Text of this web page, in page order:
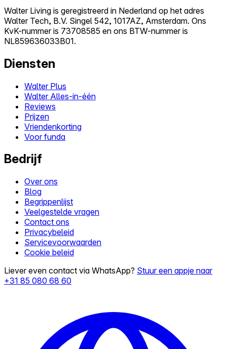
Walter Living is geregistreerd in Nederland op het adres
Walter Tech, B.V. Singel 542, 1017AZ, Amsterdam. Ons
KvK-nummer is 73708585 en ons BTW-nummer is
NL859636033B01.
Diensten
Walter Plus
Walter Alles-in-één
Reviews
Prijzen
Vriendenkorting
Voor funda
Bedrijf
Over ons
Blog
Begrippenlijst
Veelgestelde vragen
Contact ons
Privacybeleid
Servicevoorwaarden
Cookie beleid
Liever even contact via WhatsApp? Stuur een appje naar
+31 85 080 68 60